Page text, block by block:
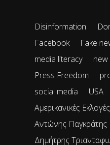
Disinformation
Facebook
Fake
media literacy
new
Press Freedom
social media
USA
Αμερικανικές Εκλογές
Αντώνης Παγκράτης
Δημήτρης